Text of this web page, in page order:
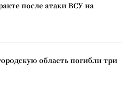
после атаки ВСУ на
область погибли три